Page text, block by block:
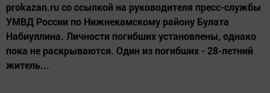
prokazan.ru со ссылкой на руководителя пресс-службы
УМВД России по Нижнекамскому району Булата
Набиуллина. Личности погибших установлены, однако
пока не раскрываются. Один из погибших - 28-летний
житель...